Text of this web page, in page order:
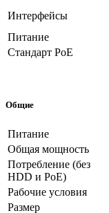
Интерфейсы
Питание
Стандарт PoE
Общие
Питание
Общая мощность
Потребление (без
HDD и PoE)
Рабочие условия
Размер